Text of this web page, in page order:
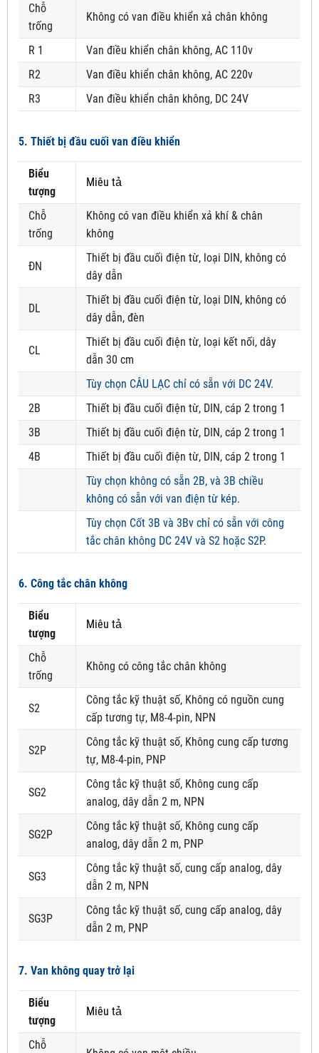
Chỗ
trống
Không có van điều khiển xả chân không
R 1
Van điều khiển chân không, AC 110v
R2
Van điều khiển chân không, AC 220v
R3
Van điều khiển chân không, DC 24V
5. Thiết bị đầu cuối van điều khiển
Biểu
tượng
Miêu tả
Chỗ
trống
Không có van điều khiển xả khí & chân
không
ĐN
Thiết bị đầu cuối điện từ, loại DIN, không có
dây dẫn
DL
Thiết bị đầu cuối điện từ, loại DIN, không có
dây dẫn, đèn
CL
Thiết bị đầu cuối điện từ, loại kết nối, dây
dẫn 30 cm
Tùy chọn CÂU LẠC chỉ có sẵn với DC 24V.
2B
Thiết bị đầu cuối điện từ, DIN, cáp 2 trong 1
3B
Thiết bị đầu cuối điện từ, DIN, cáp 2 trong 1
4B
Thiết bị đầu cuối điện từ, DIN, cáp 2 trong 1
Tùy chọn không có sẵn 2B, và 3B chiều
không có sẵn với van điện từ kép.
Tùy chọn Cốt 3B và 3Bv chỉ có sẵn với công
tắc chân không DC 24V và S2 hoặc S2P.
6. Công tắc chân không
Biểu
tượng
Miêu tả
Chỗ
trống
Không có công tắc chân không
S2
Công tắc kỹ thuật số, Không có nguồn cung
cấp tương tự, M8-4-pin, NPN
S2P
Công tắc kỹ thuật số, Không cung cấp tương
tự, M8-4-pin, PNP
SG2
Công tắc kỹ thuật số, Không cung cấp
analog, dây dẫn 2 m, NPN
SG2P
Công tắc kỹ thuật số, Không cung cấp
analog, dây dẫn 2 m, PNP
SG3
Công tắc kỹ thuật số, cung cấp analog, dây
dẫn 2 m, NPN
SG3P
Công tắc kỹ thuật số, cung cấp analog, dây
dẫn 2 m, PNP
7. Van không quay trở lại
Biểu
tượng
Miêu tả
Chỗ